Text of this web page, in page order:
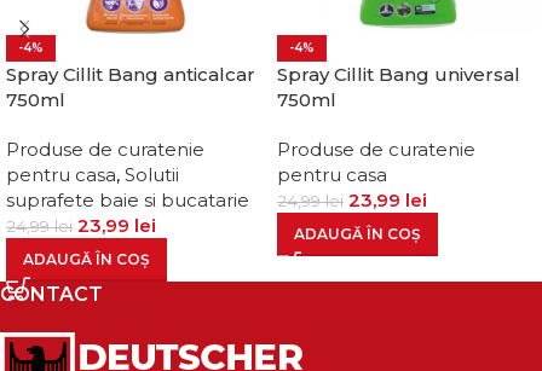
-4%
Spray Cillit Bang anticalcar
750ml
Produse de curatenie
pentru casa, Solutii
suprafete baie si bucatarie
24,99lei 23,99 lei
ADAUGĂ ÎN COȘ
-4%
Spray Cillit Bang universal
750ml
Produse de curatenie
pentru casa
24,99lei 23,99 lei
ADAUGĂ ÎN COȘ
CONTACT